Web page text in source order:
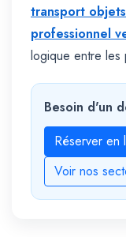
transport
professionnel
logique entre les
Besoin d'un
Réserver en
Voir nos